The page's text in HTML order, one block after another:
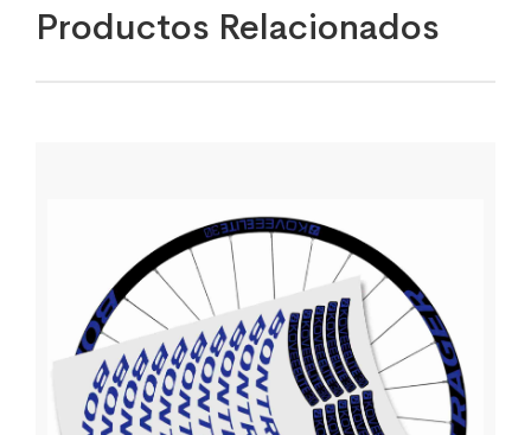
Productos Relacionados